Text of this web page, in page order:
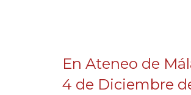
En Ateneo de
4 de Diciembre